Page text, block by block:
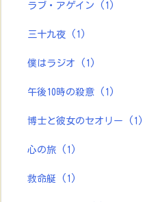
ラブ・アゲイン (1)
三十九夜 (1)
僕はラジオ (1)
午後10時の殺意 (1)
博士と彼女のセオリー (1)
心の旅 (1)
救命艇 (1)